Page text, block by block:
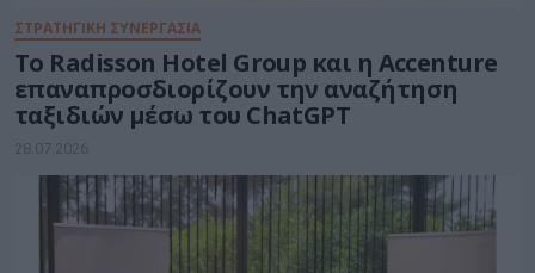
ΣΤΡΑΤΗΓΙΚΗ ΣΥΝΕΡΓΑΣΙΑ
Το Radisson Hotel Group και η Accenture
επαναπροσδιορίζουν την αναζήτηση
ταξιδιών μέσω του ChatGPT
28.07.2026